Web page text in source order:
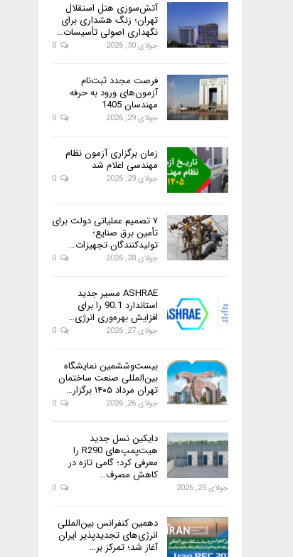
آتش‌سوزی هتل استقلال
تهران؛ زنگ هشداری برای
نگهداری اصولی تأسیسات…
جولای 30, 2026
فرصت مجدد ثبت‌نام
آزمون‌های ورود به حرفه
مهندسان 1405
جولای 29, 2026
زمان برگزاری آزمون نظام
مهندسی اعلام شد
جولای 29, 2026
۷ تصمیم عملیاتی دولت برای
تأمین برق صنایع؛
تولیدکنندگان تجهیزات…
جولای 28, 2026
ASHRAE مسیر جدید
استاندارد 90.1 را برای
افزایش بهره‌وری انرژی…
جولای 27, 2026
بیست‌وششمین نمایشگاه
بین‌المللی صنعت ساختمان
تهران مرداد ۱۴۰۵ برگزار…
جولای 26, 2026
دایکین نسل جدید
هیت‌پمپ‌های R290 را
معرفی کرد؛ گامی تازه در
کاهش مصرف…
جولای 25, 2026
دهمین کنفرانس بین‌المللی
انرژی‌های تجدیدپذیر ایران
آغاز شد؛ تمرکز بر…